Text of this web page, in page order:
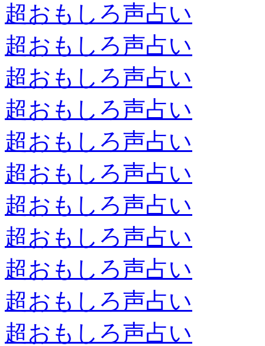
超おもしろ声占い
超おもしろ声占い
超おもしろ声占い
超おもしろ声占い
超おもしろ声占い
超おもしろ声占い
超おもしろ声占い
超おもしろ声占い
超おもしろ声占い
超おもしろ声占い
超おもしろ声占い